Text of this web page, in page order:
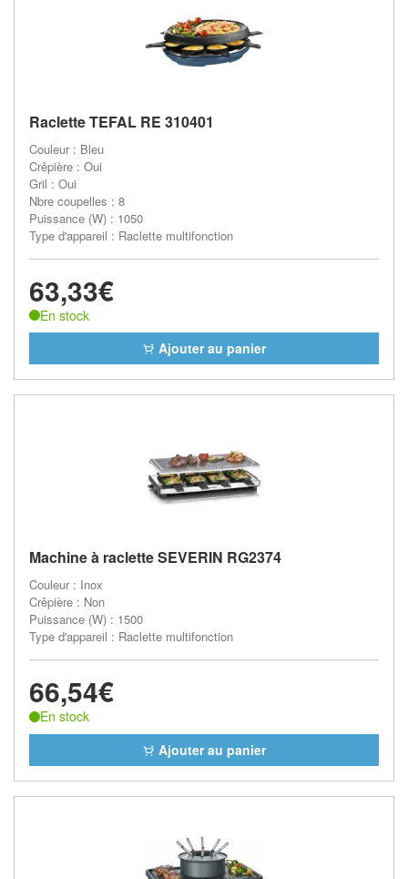
Raclette TEFAL RE 310401
Couleur : Bleu
Crêpière : Oui
Gril : Oui
Nbre coupelles : 8
Puissance (W) : 1050
Type d'appareil : Raclette multifonction
63,33€
En stock
Ajouter au panier
Machine à raclette SEVERIN RG2374
Couleur : Inox
Crêpière : Non
Puissance (W) : 1500
Type d'appareil : Raclette multifonction
66,54€
En stock
Ajouter au panier